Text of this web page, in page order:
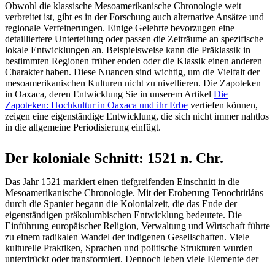
Obwohl die klassische Mesoamerikanische Chronologie weit
verbreitet ist, gibt es in der Forschung auch alternative Ansätze und
regionale Verfeinerungen. Einige Gelehrte bevorzugen eine
detailliertere Unterteilung oder passen die Zeiträume an spezifische
lokale Entwicklungen an. Beispielsweise kann die Präklassik in
bestimmten Regionen früher enden oder die Klassik einen anderen
Charakter haben. Diese Nuancen sind wichtig, um die Vielfalt der
mesoamerikanischen Kulturen nicht zu nivellieren. Die Zapoteken
in Oaxaca, deren Entwicklung Sie in unserem Artikel Die
Zapoteken: Hochkultur in Oaxaca und ihr Erbe vertiefen können,
zeigen eine eigenständige Entwicklung, die sich nicht immer nahtlos
in die allgemeine Periodisierung einfügt.
Der koloniale Schnitt: 1521 n. Chr.
Das Jahr 1521 markiert einen tiefgreifenden Einschnitt in die
Mesoamerikanische Chronologie. Mit der Eroberung Tenochtitláns
durch die Spanier begann die Kolonialzeit, die das Ende der
eigenständigen präkolumbischen Entwicklung bedeutete. Die
Einführung europäischer Religion, Verwaltung und Wirtschaft führte
zu einem radikalen Wandel der indigenen Gesellschaften. Viele
kulturelle Praktiken, Sprachen und politische Strukturen wurden
unterdrückt oder transformiert. Dennoch leben viele Elemente der